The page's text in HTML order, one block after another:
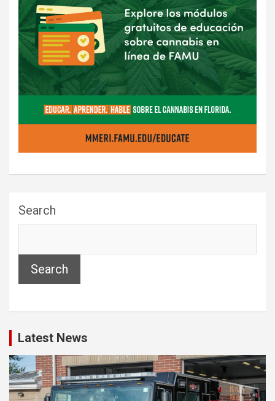
Search
Search
Latest News